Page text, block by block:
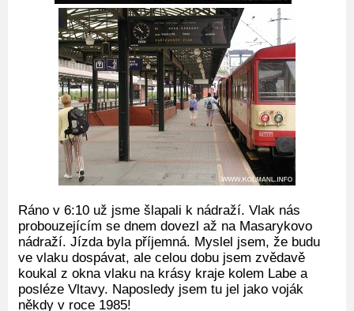
Ráno v 6:10 už jsme šlapali k nádraží. Vlak nás
probouzejícím se dnem dovezl až na Masarykovo
nádraží. Jízda byla příjemná. Myslel jsem, že budu
ve vlaku dospávat, ale celou dobu jsem zvědavě
koukal z okna vlaku na krásy kraje kolem Labe a
posléze Vltavy. Naposledy jsem tu jel jako voják
někdy v roce 1985!